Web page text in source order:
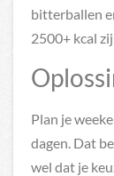
bitterballen
2500+ kcal
Plan je
dagen. Dat
wel dat je